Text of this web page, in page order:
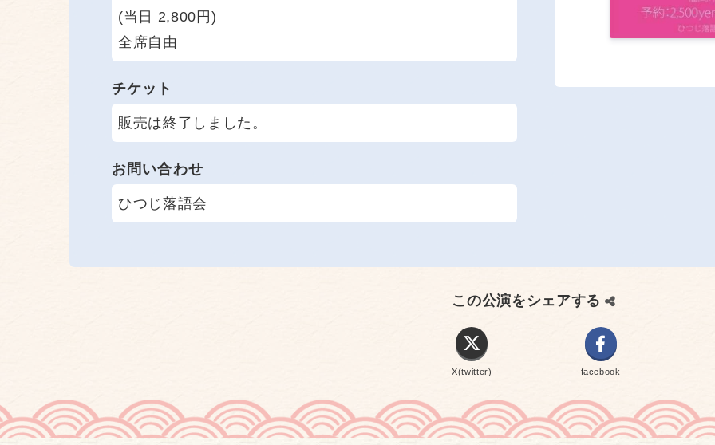
(当日 2,800円)
全席自由
チケット
販売は終了しました。
お問い合わせ
ひつじ落語会
この公演をシェアする
X(twitter) facebook